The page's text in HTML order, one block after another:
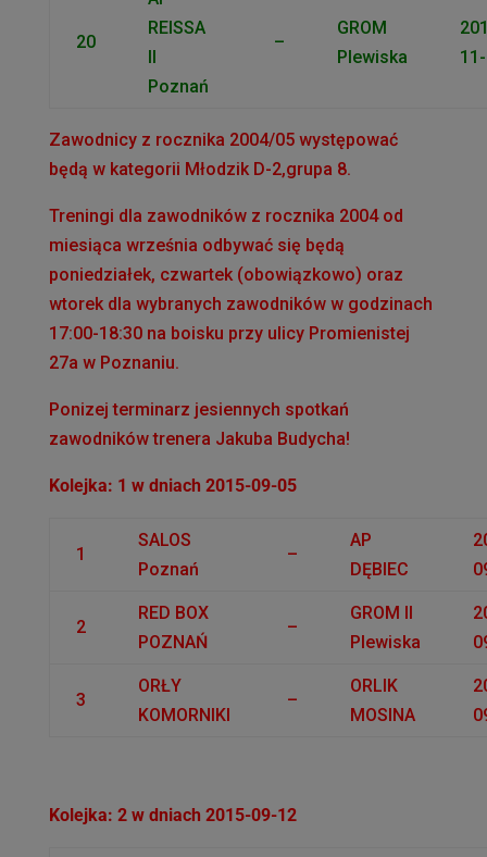
20
REISSA
II
Poznań
–
GROM
Plewiska
Zawodnicy z rocznika 2004/05 występować
będą w kategorii Młodzik D-2,grupa 8.
Treningi dla zawodników z rocznika 2004 od
miesiąca września odbywać się będą
poniedziałek, czwartek (obowiązkowo) oraz
wtorek dla wybranych zawodników w godzinach
17:00-18:30 na boisku przy ulicy Promienistej
27a w Poznaniu.
Ponizej terminarz jesiennych spotkań
zawodników trenera Jakuba Budycha!
Kolejka: 1 w dniach 2015-09-05
1
SALOS
Poznań
–
AP
DĘBIEC
2
RED BOX
POZNAŃ
–
GROM II
Plewiska
3
ORŁY
KOMORNIKI
–
ORLIK
MOSINA
Kolejka: 2 w dniach 2015-09-12